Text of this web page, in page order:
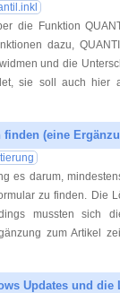
die Funktion
dazu,
und die
sie soll auch hier
(eine
es darum,
zu finden. Die
mussten sich
zum Artikel
Updates und die